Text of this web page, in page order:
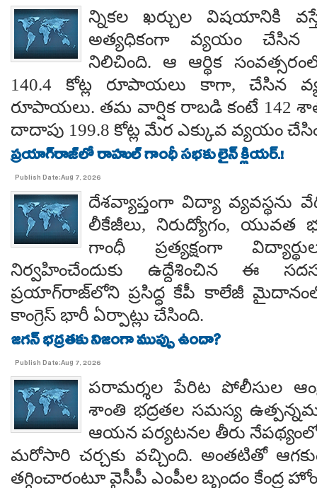
న్నికల ఖర్చుల విషయానికి
అత్యధికంగా వ్యయం చేసిన
నిలిచింది. ఆ ఆర్థిక
140.4 కోట్ల రూపాయలు కాగా, చేసిన
రూపాయలు. తమ వార్షిక రాబడి కంటే 142
దాదాపు 199.8 కోట్ల మేర ఎక్కువ వ్యయం
ప్రయాగ్‌రాజ్‌లో రాహుల్ గాంధీ సభకు లైన్ క్లియర్.!
Publish Date:Aug 7, 2026
దేశవ్యాప్తంగా విద్యా వ్యవస్థను
లీకేజీలు, నిరుద్యోగం, యువత
గాంధీ ప్రత్యక్షంగా
నిర్వహించేందుకు ఉద్దేశించిన ఈ
ప్రయాగ్‌రాజ్‌లోని ప్రసిద్ధ కేపీ కాలేజీ మైదానంలో
కాంగ్రెస్ భారీ ఏర్పాట్లు చేసింది.
జగన్ భద్రతకు నిజంగా ముప్పు ఉందా?
Publish Date:Aug 7, 2026
పరామర్శల పేరిట పోలీసుల
శాంతి భద్రతల సమస్య
ఆయన పర్యటనల తీరు నేపథ్యంలో
మరోసారి చర్చకు వచ్చింది. అంతటితో
తగ్గించారంటూ వైసీపీ ఎంపీల బృందం కేంద్ర